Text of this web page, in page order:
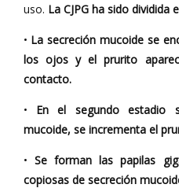
uso. La CJPG ha sido dividida
• La secreción mucoide se
los ojos y el prurito
contacto.
• En el segundo estadio
mucoide, se incrementa el
• Se forman las papilas
copiosas de secreción